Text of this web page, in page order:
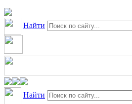
Найти
Найти